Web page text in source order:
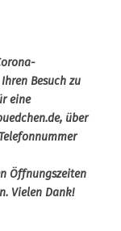
Besuch zu
eine
über
Öffnungszeiten
Vielen Dank!